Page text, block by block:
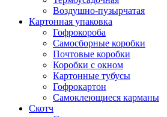
Воздушно-пузырчатая
Картонная упаковка
Гофрокороба
Самосборные коробки
Почтовые коробки
Коробки с окном
Картонные тубусы
Гофрокартон
Самоклеющиеся карманы
Скотч